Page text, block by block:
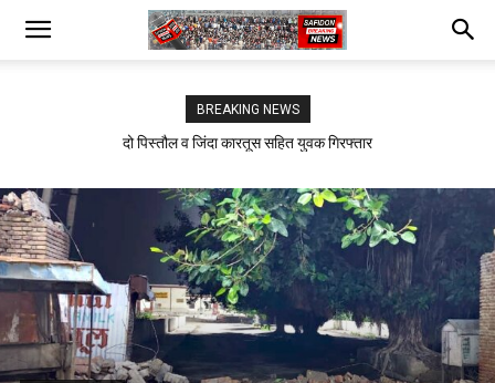
BREAKING NEWS
सफीदों में बिजली कर्मचारियों का जोरदार प्रदर्शन